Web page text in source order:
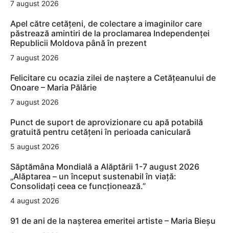
7 august 2026
Apel către cetățeni, de colectare a imaginilor care
păstrează amintiri de la proclamarea Independenței
Republicii Moldova până în prezent
7 august 2026
Felicitare cu ocazia zilei de naștere a Cetățeanului de
Onoare – Maria Pălărie
7 august 2026
Punct de suport de aprovizionare cu apă potabilă
gratuită pentru cetățeni în perioada caniculară
5 august 2026
Săptămâna Mondială a Alăptării 1-7 august 2026
„Alăptarea – un început sustenabil în viață:
Consolidați ceea ce funcționează.”
4 august 2026
91 de ani de la nașterea emeritei artiste – Maria Bieșu